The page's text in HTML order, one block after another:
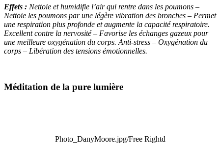
Effets : Nettoie et humidifie l’air qui rentre dans les poumons –
Nettoie les poumons par une légère vibration des bronches – Permet
une respiration plus profonde et augmente la capacité respiratoire.
Excellent contre la nervosité – Favorise les échanges gazeux pour
une meilleure oxygénation du corps. Anti-stress – Oxygénation du
corps – Libération des tensions émotionnelles.
Méditation de la pure lumière
Photo_DanyMoore.jpg/Free Rightd